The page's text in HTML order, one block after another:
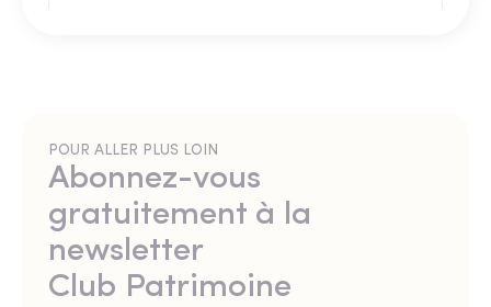
POUR ALLER PLUS LOIN
Abonnez-vous
gratuitement à la
newsletter
Club Patrimoine